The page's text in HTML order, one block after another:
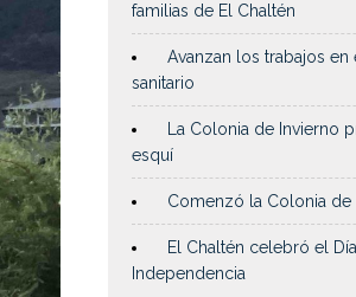
familias de El Chaltén
Avanzan los trabajos en
sanitario
La Colonia de Invierno
esquí
Comenzó la Colonia de
El Chaltén celebró el
Independencia